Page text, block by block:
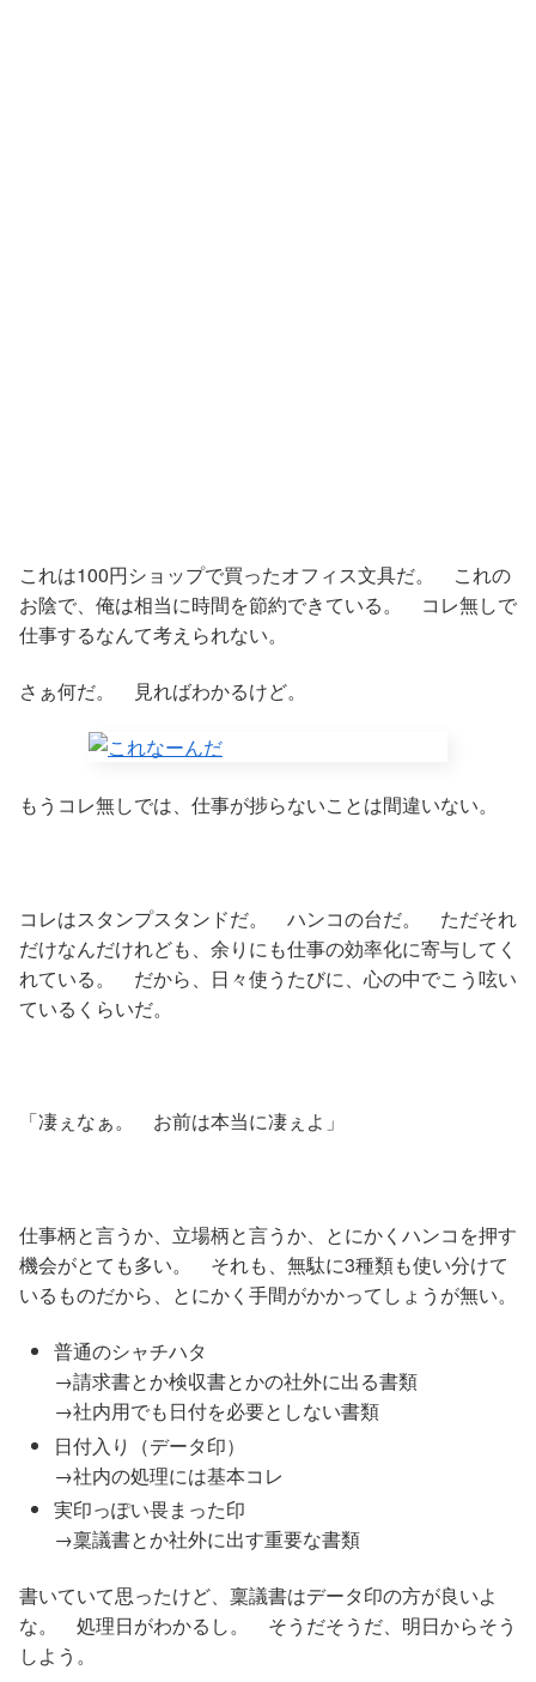
これは100円ショップで買ったオフィス文具だ。 これの
お陰で、俺は相当に時間を節約できている。 コレ無しで
仕事するなんて考えられない。
さぁ何だ。 見ればわかるけど。
もうコレ無しでは、仕事が捗らないことは間違いない。
コレはスタンプスタンドだ。 ハンコの台だ。 ただそれ
だけなんだけれども、余りにも仕事の効率化に寄与してく
れている。 だから、日々使うたびに、心の中でこう呟い
ているくらいだ。
「凄ぇなぁ。 お前は本当に凄ぇよ」
仕事柄と言うか、立場柄と言うか、とにかくハンコを押す
機会がとても多い。 それも、無駄に3種類も使い分けて
いるものだから、とにかく手間がかかってしょうが無い。
普通のシャチハタ
→請求書とか検収書とかの社外に出る書類
→社内用でも日付を必要としない書類
日付入り（データ印）
→社内の処理には基本コレ
実印っぽい畏まった印
→稟議書とか社外に出す重要な書類
書いていて思ったけど、稟議書はデータ印の方が良いよ
な。 処理日がわかるし。 そうだそうだ、明日からそう
しよう。